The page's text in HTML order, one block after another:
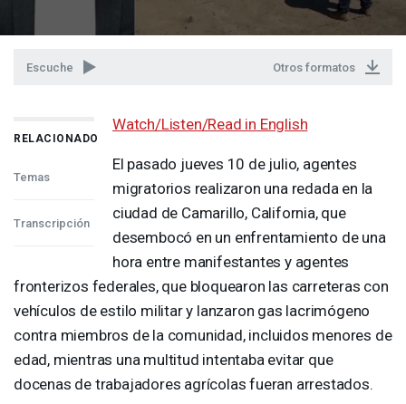
Escuche Otros formatos
RELACIONADO
Temas
Transcripción
Watch/Listen/Read in English
El pasado jueves 10 de julio, agentes
migratorios realizaron una redada en la
ciudad de Camarillo, California, que
desembocó en un enfrentamiento de una
hora entre manifestantes y agentes
fronterizos federales, que bloquearon las carreteras con
vehículos de estilo militar y lanzaron gas lacrimógeno
contra miembros de la comunidad, incluidos menores de
edad, mientras una multitud intentaba evitar que
docenas de trabajadores agrícolas fueran arrestados.